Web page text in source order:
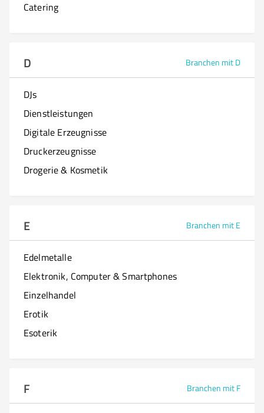
Catering
D Branchen mit D
DJs
Dienstleistungen
Digitale Erzeugnisse
Druckerzeugnisse
Drogerie & Kosmetik
E Branchen mit E
Edelmetalle
Elektronik, Computer & Smartphones
Einzelhandel
Erotik
Esoterik
F Branchen mit F